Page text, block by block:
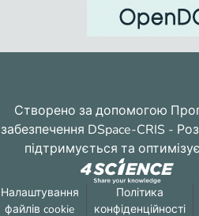
Створено за допомогою
забезпечення DSpace-CRIS -
підтримується та
Налаштування
файлів cookie
Політика
конфіденційності